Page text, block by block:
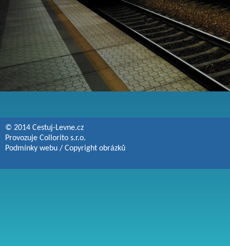
© 2014 Cestuj-Levne.cz
Provozuje Collorito s.r.o.
Podmínky webu / Copyright obrázků